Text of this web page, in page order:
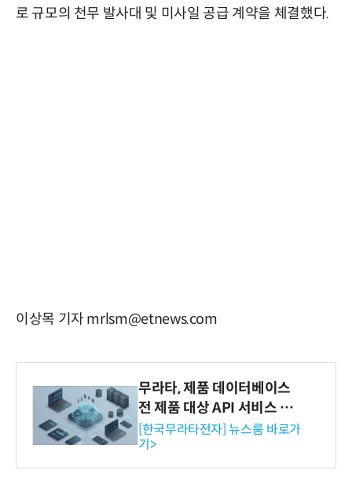
로 규모의 천무 발사대 및 미사일 공급 계약을 체결했다.
이상목 기자 mrlsm@etnews.com
무라타, 제품 데이터베이스
전 제품 대상 API 서비스 제
공…73개 제품 카테고리로
확대
[한국무라타전자] 뉴스룸 바로가
기>